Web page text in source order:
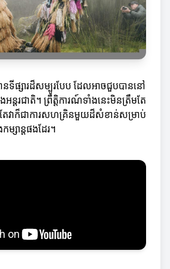
នទីផ្សារដ៏សម្បូរបែប ដែលអាចជួបបាននៅ
អន្តរជាតិ។ ព្រឹត្តិការណ៍ទាំងនេះមិនត្រឹមតែ
ែវាក៏ជាការសហគ្រិនមួយដ៏សំខាន់សម្រាប់
ម្សាន្តផងដែរ។